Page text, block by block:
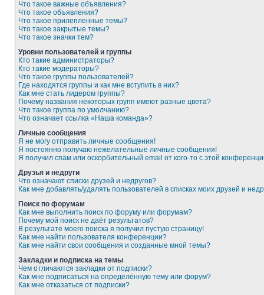
Что такое важные объявления?
Что такое объявления?
Что такое прилепленные темы?
Что такое закрытые темы?
Что такое значки тем?
Уровни пользователей и группы
Кто такие администраторы?
Кто такие модераторы?
Что такое группы пользователей?
Где находятся группы и как мне вступить в них?
Как мне стать лидером группы?
Почему названия некоторых групп имеют разные цвета?
Что такое группа по умолчанию?
Что означает ссылка «Наша команда»?
Личные сообщения
Я не могу отправить личные сообщения!
Я постоянно получаю нежелательные личные сообщения!
Я получил спам или оскорбительный email от кого-то с этой
Друзья и недруги
Что означают списки друзей и недругов?
Как мне добавлять/удалять пользователей в списках моих друзей и
Поиск по форумам
Как мне выполнить поиск по форуму или форумам?
Почему мой поиск не даёт результатов?
В результате моего поиска я получил пустую страницу!
Как мне найти пользователя конференции?
Как мне найти свои сообщения и созданные мной темы?
Закладки и подписка на темы
Чем отличаются закладки от подписки?
Как мне подписаться на определённую тему или форум?
Как мне отказаться от подписки?